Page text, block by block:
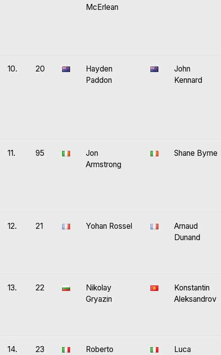
McErlean
10. 20
Hayden
Paddon
John
Kennard
11. 95
Jon
Armstrong
Shane Byrne
12. 21 Yohan Rossel
Arnaud
Dunand
13. 22
Nikolay
Gryazin
Konstantin
Aleksandrov
14. 23
Roberto
Luca